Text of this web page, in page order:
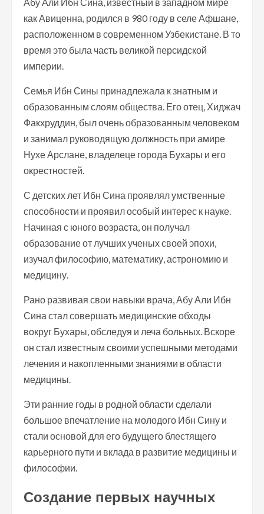
как Авиценна, родился в 980 году в селе Афшане,
расположенном в современном Узбекистане. В то
время это была часть великой персидской
империи.
Семья Ибн Сины принадлежала к знатным и
образованным слоям общества. Его отец, Хиджач
Факхруддин, был очень образованным человеком
и занимал руководящую должность при амире
Нухе Арслане, владелеце города Бухары и его
окрестностей.
С детских лет Ибн Сина проявлял умственные
способности и проявил особый интерес к науке.
Начиная с юного возраста, он получал
образование от лучших ученых своей эпохи,
изучал философию, математику, астрономию и
медицину.
Рано развивая свои навыки врача, Абу Али Ибн
Сина стал совершать медицинские обходы
вокруг Бухары, обследуя и леча больных. Вскоре
он стал известным своими успешными методами
лечения и накопленными знаниями в области
медицины.
Эти ранние годы в родной области сделали
большое впечатление на молодого Ибн Сину и
стали основой для его будущего блестящего
карьерного пути и вклада в развитие медицины и
философии.
Создание первых научных